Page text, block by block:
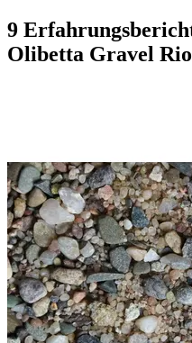
9
Olibetta Gravel